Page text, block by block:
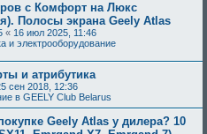
с Комфорт на Люкс
Полосы экрана Geely Atlas
« 16 июл 2025, 11:46
и электрооборудование
и атрибутика
сен 2018, 12:36
в GEELY Club Belarus
Geely Atlas у дилера? 10